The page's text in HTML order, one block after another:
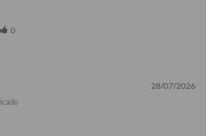
0
28/07/2026